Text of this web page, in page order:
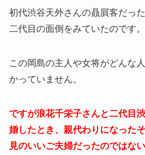
初代渋谷天外さんの贔屓客だっ
二代目の面倒をみていたのです。
この岡島の主人や女将がどんな
かっていません。
ですが浪花千栄子さんと二代目
婚したとき、親代わりになった
見のいいご夫婦だったのではな